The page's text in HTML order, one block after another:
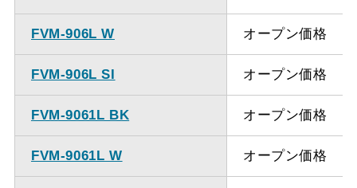
FVM-906L W オープン価格
FVM-906L SI オープン価格
FVM-9061L BK オープン価格
FVM-9061L W オープン価格